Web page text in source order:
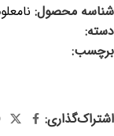
شناسه محصول:
دسته:
برچسب:
اشتراک‌گذاری: